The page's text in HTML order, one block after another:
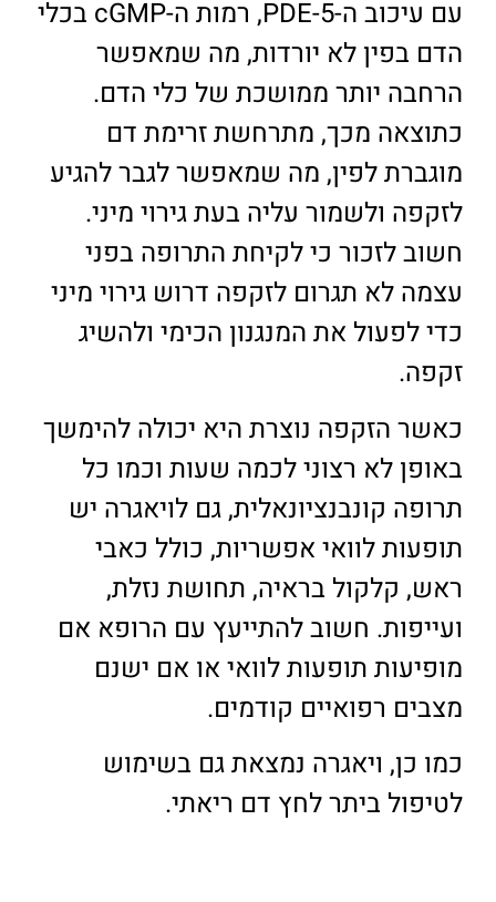
עם עיכוב ה-PDE-5, רמות ה-cGMP בכלי
הדם בפין לא יורדות, מה שמאפשר
הרחבה יותר ממושכת של כלי הדם.
כתוצאה מכך, מתרחשת זרימת דם
מוגברת לפין, מה שמאפשר לגבר להגיע
לזקפה ולשמור עליה בעת גירוי מיני.
חשוב לזכור כי לקיחת התרופה בפני
עצמה לא תגרום לזקפה דרוש גירוי מיני
כדי לפעול את המנגנון הכימי ולהשיג
זקפה.
כאשר הזקפה נוצרת היא יכולה להימשך
באופן לא רצוני לכמה שעות וכמו כל
תרופה קונבנציונאלית, גם לויאגרה יש
תופעות לוואי אפשריות, כולל כאבי
ראש, קלקול בראיה, תחושת נזלת,
ועייפות. חשוב להתייעץ עם הרופא אם
מופיעות תופעות לוואי או אם ישנם
מצבים רפואיים קודמים.
כמו כן, ויאגרה נמצאת גם בשימוש
לטיפול ביתר לחץ דם ריאתי.